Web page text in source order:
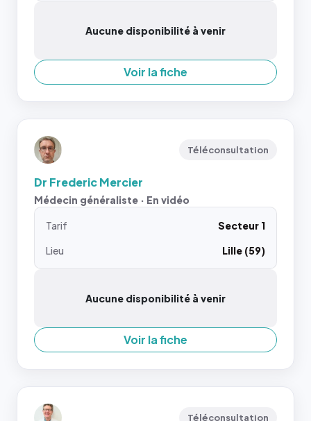
Aucune disponibilité à venir
Voir la fiche
Téléconsultation
Dr Frederic Mercier
Médecin généraliste · En vidéo
Tarif
Secteur 1
Lieu
Lille (59)
Aucune disponibilité à venir
Voir la fiche
Téléconsultation